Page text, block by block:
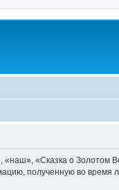
«Сказка о Золотом
полученную во время